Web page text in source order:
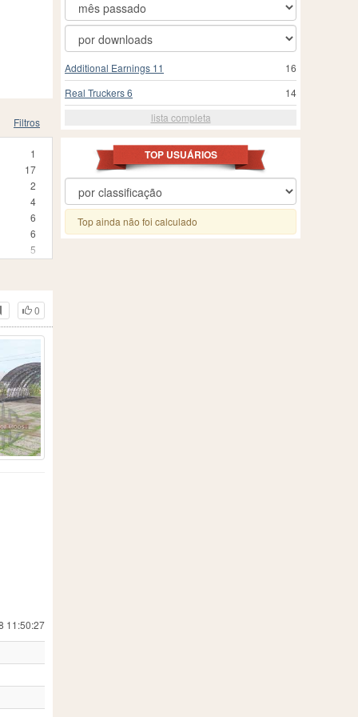
Filtros
1
17
2
4
6
6
5
6
2
1
10
36
3
1
7
1
0
11:50:27
16
Additional Earnings 11
14
Real Truckers 6
lista completa
TOP USUÁRIOS
Top ainda não foi calculado